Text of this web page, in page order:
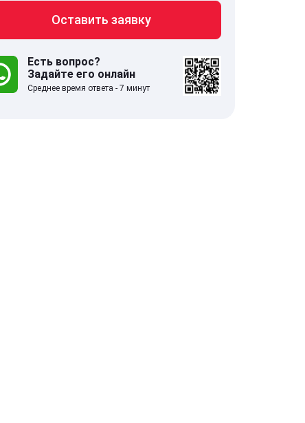
Московская обл,
Оставить заявку
Есть вопрос?
Задайте его онлайн
Среднее время ответа - 7 минут